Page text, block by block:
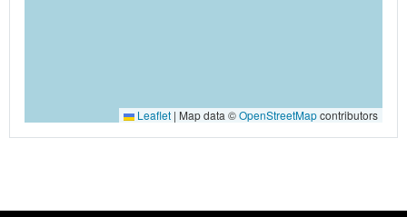
Leaflet | Map data ©OpenStreetMapcontributors